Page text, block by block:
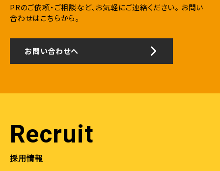
PRのご依頼・ご相談など、お気軽にご連絡ください。 お問い
合わせはこちらから。
お問い合わせへ
Recruit
採用情報